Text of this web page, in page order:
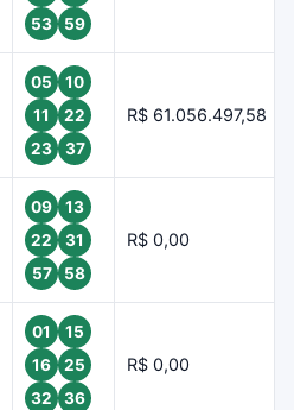
53
59
05
10
11
22
23
37
R$ 61.056.497,58
09
13
22
31
57
58
R$ 0,00
01
15
16
25
32
36
R$ 0,00